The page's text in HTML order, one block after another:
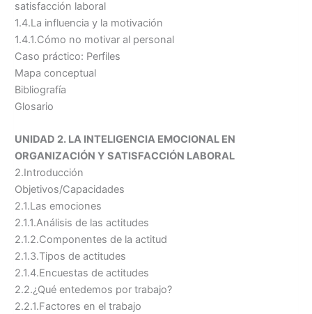
satisfacción laboral
1.4.La influencia y la motivación
1.4.1.Cómo no motivar al personal
Caso práctico: Perfiles
Mapa conceptual
Bibliografía
Glosario
UNIDAD 2. LA INTELIGENCIA EMOCIONAL EN
ORGANIZACIÓN Y SATISFACCIÓN LABORAL
2.Introducción
Objetivos/Capacidades
2.1.Las emociones
2.1.1.Análisis de las actitudes
2.1.2.Componentes de la actitud
2.1.3.Tipos de actitudes
2.1.4.Encuestas de actitudes
2.2.¿Qué entedemos por trabajo?
2.2.1.Factores en el trabajo